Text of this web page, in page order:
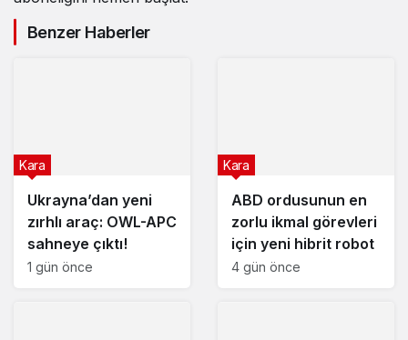
Benzer Haberler
Ukrayna’dan yeni
zırhlı araç: OWL-APC
sahneye çıktı!
Kara
1 gün önce
ABD ordusunun en
zorlu ikmal görevleri
için yeni hibrit robot
Kara
4 gün önce